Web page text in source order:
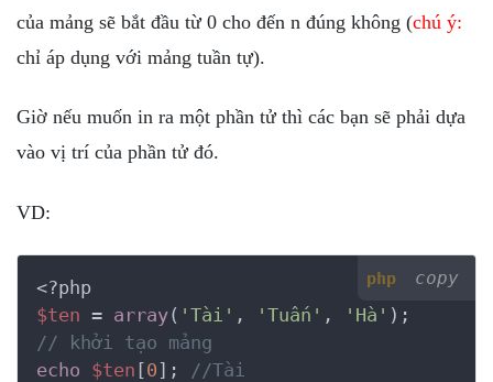
của mảng sẽ bắt đầu từ 0 cho đến n đúng không (chú ý:
chỉ áp dụng với mảng tuần tự).
Giờ nếu muốn in ra một phần tử thì các bạn sẽ phải dựa
vào vị trí của phần tử đó.
VD:
php copy
<?php
$ten = array( 'Tài' , 'Tuấn' , 'Hà'
// khởi tạo mảng
echo $ten [0 ];
//Tài